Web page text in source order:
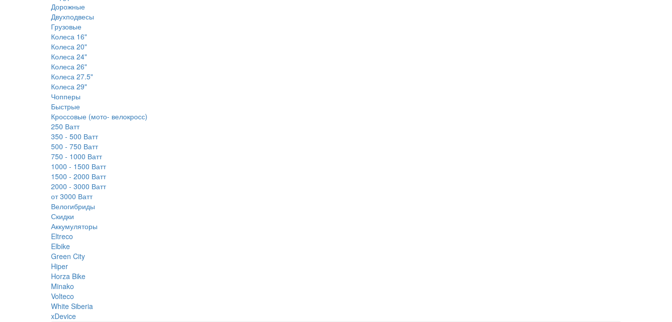
Дорожные
Двухподвесы
Грузовые
Колеса 16"
Колеса 20"
Колеса 24"
Колеса 26"
Колеса 27.5"
Колеса 29"
Чопперы
Быстрые
Кроссовые (мото- велокросс)
250 Ватт
350 - 500 Ватт
500 - 750 Ватт
750 - 1000 Ватт
1000 - 1500 Ватт
1500 - 2000 Ватт
2000 - 3000 Ватт
от 3000 Ватт
Велогибриды
Скидки
Аккумуляторы
Eltreco
Elbike
Green City
Hiper
Horza Bike
Minako
Volteco
White Siberia
xDevice